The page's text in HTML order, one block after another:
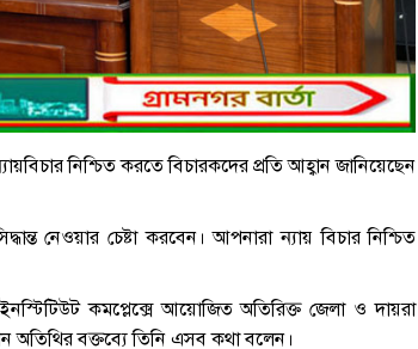
নিশ্চিত করতে বিচারকদের প্রতি আহ্বান জানিয়েছেন
নেওয়ার চেষ্টা করবেন। আপনারা ন্যায় বিচার নিশ্চিত
কমপ্লেক্সে আয়োজিত অতিরিক্ত জেলা ও দায়রা
অতিথির বক্তব্যে তিনি এসব কথা বলেন।